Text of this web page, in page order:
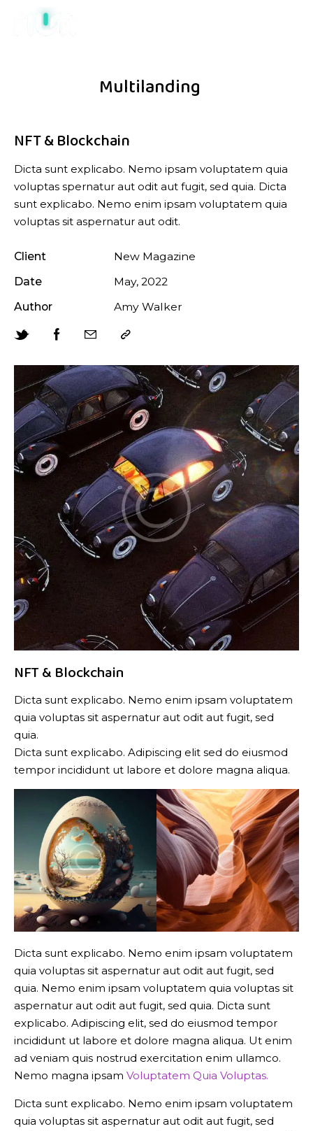
Multilanding
NFT & Blockchain
Dicta sunt explicabo. Nemo ipsam voluptatem quia
voluptas spernatur aut odit aut fugit, sed quia. Dicta
sunt explicabo. Nemo enim ipsam voluptatem quia
voluptas sit aspernatur aut odit.
Client
New Magazine
Date
May, 2022
Author
Amy Walker
NFT & Blockchain
Dicta sunt explicabo. Nemo enim ipsam voluptatem
quia voluptas sit aspernatur aut odit aut fugit, sed
quia.
Dicta sunt explicabo. Adipiscing elit sed do eiusmod
tempor incididunt ut labore et dolore magna aliqua.
Dicta sunt explicabo. Nemo enim ipsam voluptatem
quia voluptas sit aspernatur aut odit aut fugit, sed
quia. Nemo enim ipsam voluptatem quia voluptas sit
aspernatur aut odit aut fugit, sed quia. Dicta sunt
explicabo. Adipiscing elit, sed do eiusmod tempor
incididunt ut labore et dolore magna aliqua. Ut enim
ad veniam quis nostrud exercitation enim ullamco.
Nemo magna ipsam Voluptatem Quia Voluptas.
Dicta sunt explicabo. Nemo enim ipsam voluptatem
quia voluptas sit aspernatur aut odit aut fugit, sed